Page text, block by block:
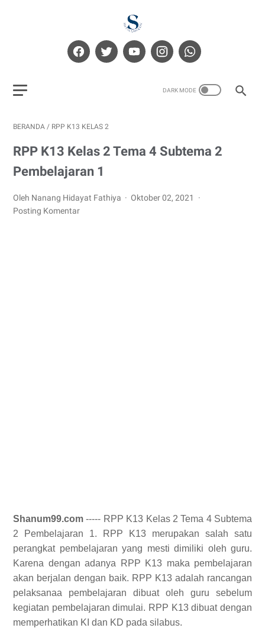
BERANDA / RPP K13 KELAS 2
RPP K13 Kelas 2 Tema 4 Subtema 2
Pembelajaran 1
Oleh Nanang Hidayat Fathiya
Oktober 02, 2021
Posting Komentar
Shanum99.com ----- RPP K13 Kelas 2 Tema 4 Subtema
2 Pembelajaran 1. RPP K13 merupakan salah satu
perangkat pembelajaran yang mesti dimiliki oleh guru.
Karena dengan adanya RPP K13 maka pembelajaran
akan berjalan dengan baik. RPP K13 adalah rancangan
pelaksanaa pembelajaran dibuat oleh guru sebelum
kegiatan pembelajaran dimulai. RPP K13 dibuat dengan
memperhatikan KI dan KD pada silabus.